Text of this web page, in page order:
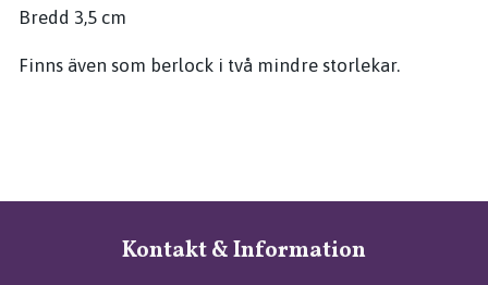
Bredd 3,5 cm
Finns även som berlock i två mindre storlekar.
Kontakt & Information